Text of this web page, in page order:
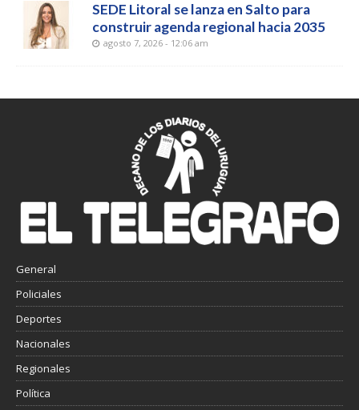
SEDE Litoral se lanza en Salto para
construir agenda regional hacia 2035
agosto 7, 2026 - 12:06 am
General
Policiales
Deportes
Nacionales
Regionales
Política